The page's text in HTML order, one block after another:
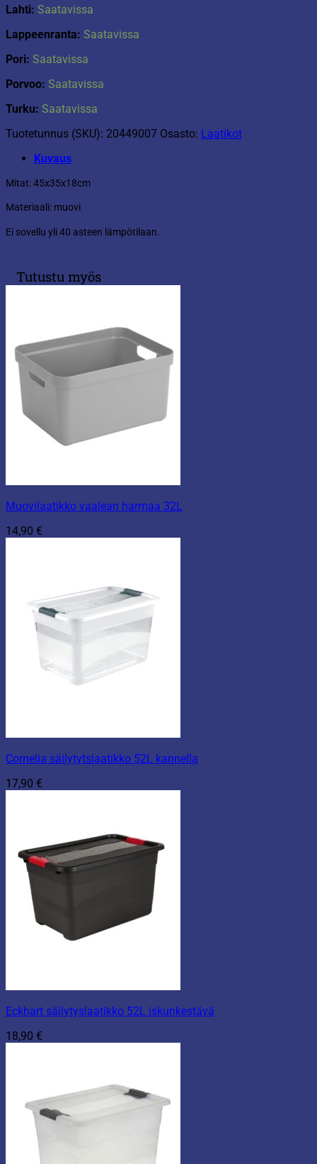
Lahti: Saatavissa
Lappeenranta: Saatavissa
Pori: Saatavissa
Porvoo: Saatavissa
Turku: Saatavissa
Tuotetunnus (SKU): 20449007 Osasto: Laatikot
Kuvaus
Mitat: 45x35x18cm
Materiaali: muovi
Ei sovellu yli 40 asteen lämpötilaan.
Tutustu myös
Muovilaatikko vaalean harmaa 32L
14,90 €
Cornelia säilytytslaatikko 52L kannella
17,90 €
Eckhart säilytyslaatikko 52L iskunkestävä
18,90 €